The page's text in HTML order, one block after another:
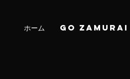
ホーム Go Zamurai